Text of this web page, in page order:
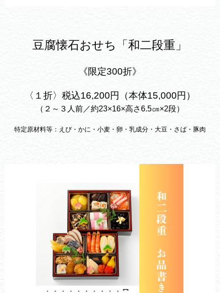
豆腐懐石おせち「和二段重」
《限定300折》
〈１折〉税込16,200円（本体15,000円）
（２～３人前／約23×16×高さ6.5㎝×2段）
特定原材料等：えび・かに・小麦・卵・乳成分・大豆・さば・豚肉